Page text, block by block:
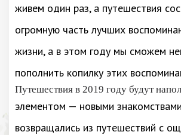
живем один раз, а путешествия
огромную часть лучших
жизни, а в этом году мы сможем
пополнить копилку этих
Путешествия в 2019 году будут
элементом — новыми
возвращались из путешествий с